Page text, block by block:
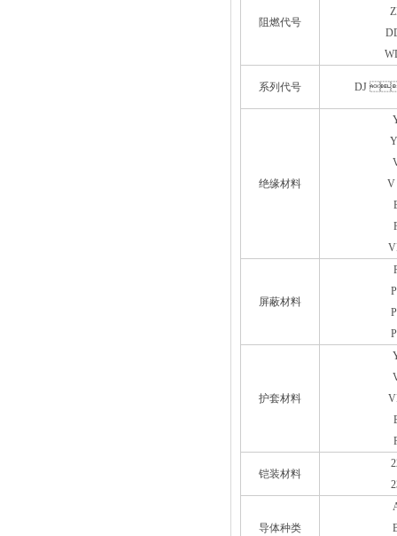
阻燃代号
系列代号 DJ
绝缘材料
V
屏蔽材料
护套材料
铠装材料
导体种类